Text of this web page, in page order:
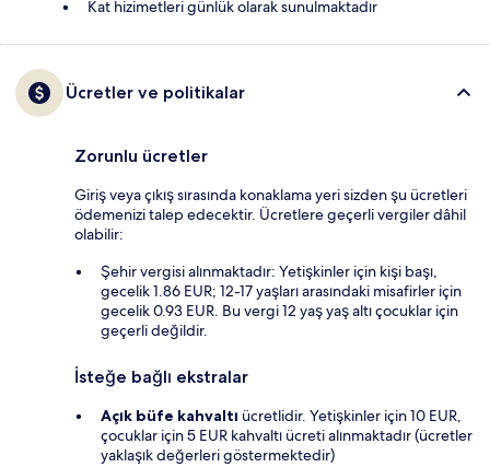
Kat hizimetleri günlük olarak sunulmaktadır
Ücretler ve politikalar
Zorunlu ücretler
Giriş veya çıkış sırasında konaklama yeri sizden şu ücretleri
ödemenizi talep edecektir. Ücretlere geçerli vergiler dâhil
olabilir:
Şehir vergisi alınmaktadır: Yetişkinler için kişi başı,
gecelik 1.86 EUR; 12-17 yaşları arasındaki misafirler için
gecelik 0.93 EUR. Bu vergi 12 yaş yaş altı çocuklar için
geçerli değildir.
İsteğe bağlı ekstralar
Açık büfe kahvaltı ücretlidir. Yetişkinler için 10 EUR,
çocuklar için 5 EUR kahvaltı ücreti alınmaktadır (ücretler
yaklaşık değerleri göstermektedir)